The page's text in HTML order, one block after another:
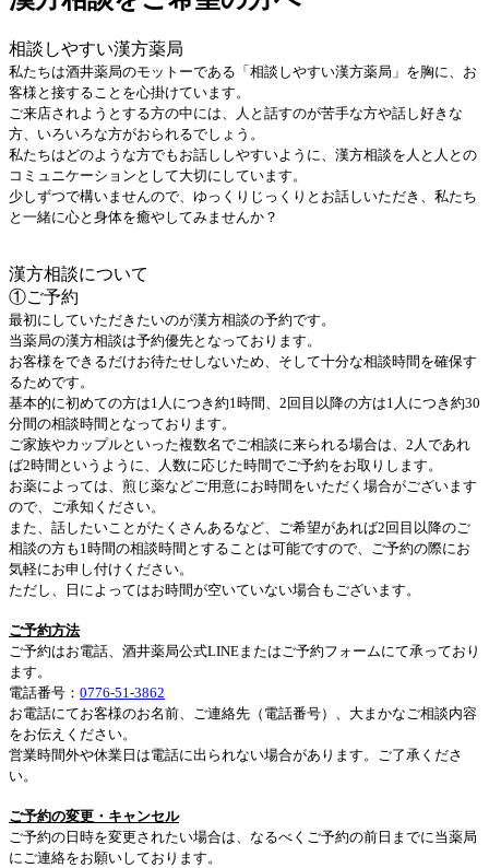
相談しやすい漢方薬局
私たちは酒井薬局のモットーである「相談しやすい漢方薬局」を胸に、お
客様と接することを心掛けています。
ご来店されようとする方の中には、人と話すのが苦手な方や話し好きな
方、いろいろな方がおられるでしょう。
私たちはどのような方でもお話ししやすいように、漢方相談を人と人との
コミュニケーションとして大切にしています。
少しずつで構いませんので、ゆっくりじっくりとお話しいただき、私たち
と一緒に心と身体を癒やしてみませんか？
漢方相談について
①ご予約
最初にしていただきたいのが漢方相談の予約です。
当薬局の漢方相談は予約優先となっております。
お客様をできるだけお待たせしないため、そして十分な相談時間を確保す
るためです。
基本的に初めての方は1人につき約1時間、2回目以降の方は1人につき約30
分間の相談時間となっております。
ご家族やカップルといった複数名でご相談に来られる場合は、2人であれ
ば2時間というように、人数に応じた時間でご予約をお取りします。
お薬によっては、煎じ薬などご用意にお時間をいただく場合がございます
ので、ご承知ください。
また、話したいことがたくさんあるなど、ご希望があれば2回目以降のご
相談の方も1時間の相談時間とすることは可能ですので、ご予約の際にお
気軽にお申し付けください。
ただし、日によってはお時間が空いていない場合もございます。
ご予約方法
ご予約はお電話、酒井薬局公式LINEまたはご予約フォームにて承っており
ます。
電話番号： 0776-51-3862
お電話にてお客様のお名前、ご連絡先（電話番号）、大まかなご相談内容
をお伝えください。
営業時間外や休業日は電話に出られない場合があります。ご了承くださ
い。
ご予約の変更・キャンセル
ご予約の日時を変更されたい場合は、なるべくご予約の前日までに当薬局
にご連絡をお願いしております。